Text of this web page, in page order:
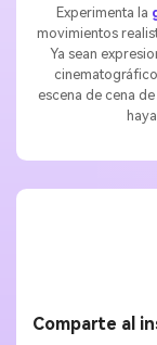
Experimenta la
movimientos
Ya sean
escena de cena
Comparte al